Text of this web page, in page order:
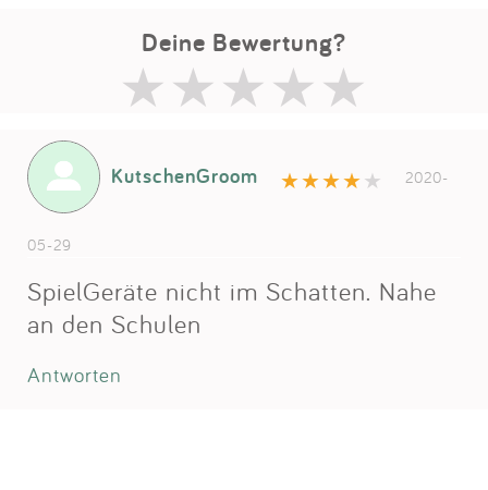
Deine Bewertung?
KutschenGroom 2020-
05-29
SpielGeräte nicht im Schatten. Nahe
an den Schulen
Antworten